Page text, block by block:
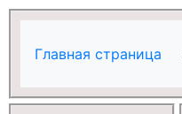
Главная страница